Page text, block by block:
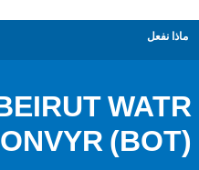
BEIRUT
CONVYR